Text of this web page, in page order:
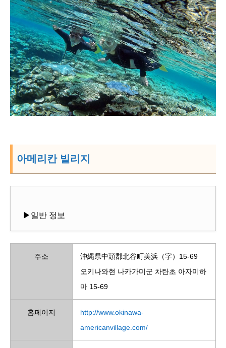
아메리칸 빌리지
▶일반 정보
주소
沖縄県中頭郡北谷町美浜（字）15-69
오키나와현 나카가미군 차탄초 아자미하
마 15-69
홈페이지
http://www.okinawa-
americanvillage.com/